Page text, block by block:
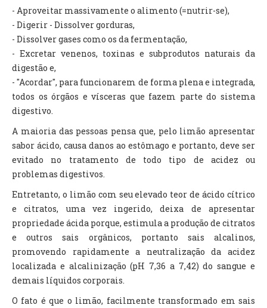
- Aproveitar massivamente o alimento (=nutrir-se),
- Digerir - Dissolver gorduras,
- Dissolver gases como os da fermentação,
- Excretar venenos, toxinas e subprodutos naturais da
digestão e,
- "Acordar", para funcionarem de forma plena e integrada,
todos os órgãos e vísceras que fazem parte do sistema
digestivo.
A maioria das pessoas pensa que, pelo limão apresentar
sabor ácido, causa danos ao estômago e portanto, deve ser
evitado no tratamento de todo tipo de acidez ou
problemas digestivos.
Entretanto, o limão com seu elevado teor de ácido cítrico
e citratos, uma vez ingerido, deixa de apresentar
propriedade ácida porque, estimula a produção de citratos
e outros sais orgânicos, portanto sais alcalinos,
promovendo rapidamente a neutralização da acidez
localizada e alcalinização (pH 7,36 a 7,42) do sangue e
demais líquidos corporais.
O fato é que o limão, facilmente transformado em sais